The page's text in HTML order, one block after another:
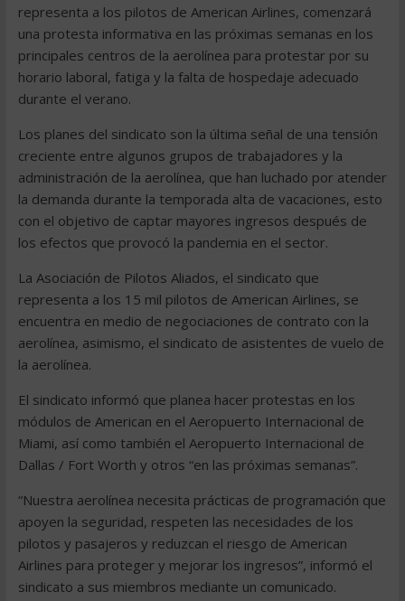
representa a los pilotos de American Airlines, comenzará
una protesta informativa en las próximas semanas en los
principales centros de la aerolínea para protestar por su
horario laboral, fatiga y la falta de hospedaje adecuado
durante el verano.
Los planes del sindicato son la última señal de una tensión
creciente entre algunos grupos de trabajadores y la
administración de la aerolínea, que han luchado por atender
la demanda durante la temporada alta de vacaciones, esto
con el objetivo de captar mayores ingresos después de
los efectos que provocó la pandemia en el sector.
La Asociación de Pilotos Aliados, el sindicato que
representa a los 15 mil pilotos de American Airlines, se
encuentra en medio de negociaciones de contrato con la
aerolínea, asimismo, el sindicato de asistentes de vuelo de
la aerolínea.
El sindicato informó que planea hacer protestas en los
módulos de American en el Aeropuerto Internacional de
Miami, así como también el Aeropuerto Internacional de
Dallas / Fort Worth y otros “en las próximas semanas”.
“Nuestra aerolínea necesita prácticas de programación que
apoyen la seguridad, respeten las necesidades de los
pilotos y pasajeros y reduzcan el riesgo de American
Airlines para proteger y mejorar los ingresos”, informó el
sindicato a sus miembros mediante un comunicado.